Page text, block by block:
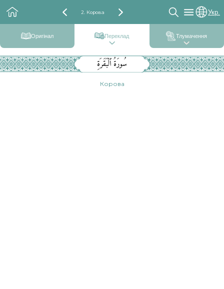
2. Корова Укр.
Оригінал Переклад Тлумачення
سُورَةُ ٱلْبَقَرَةِ
Корова